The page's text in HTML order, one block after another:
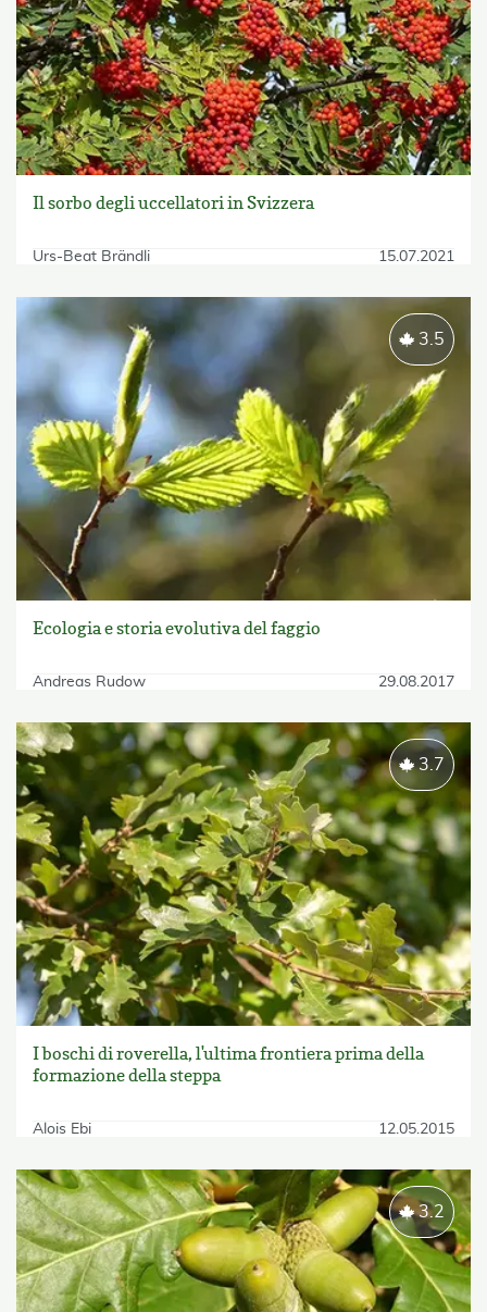
Il sorbo degli uccellatori in Svizzera
Urs-Beat Brändli 15.07.2021
Ecologia e storia evolutiva del faggio
Andreas Rudow 29.08.2017
3.5
I boschi di roverella, l'ultima frontiera prima della
formazione della steppa
Alois Ebi 12.05.2015
3.7
3.2